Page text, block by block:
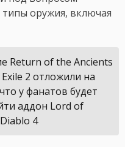
оружия, включая
Return of the Ancients
2 отложили на
у фанатов будет
аддон Lord of
4